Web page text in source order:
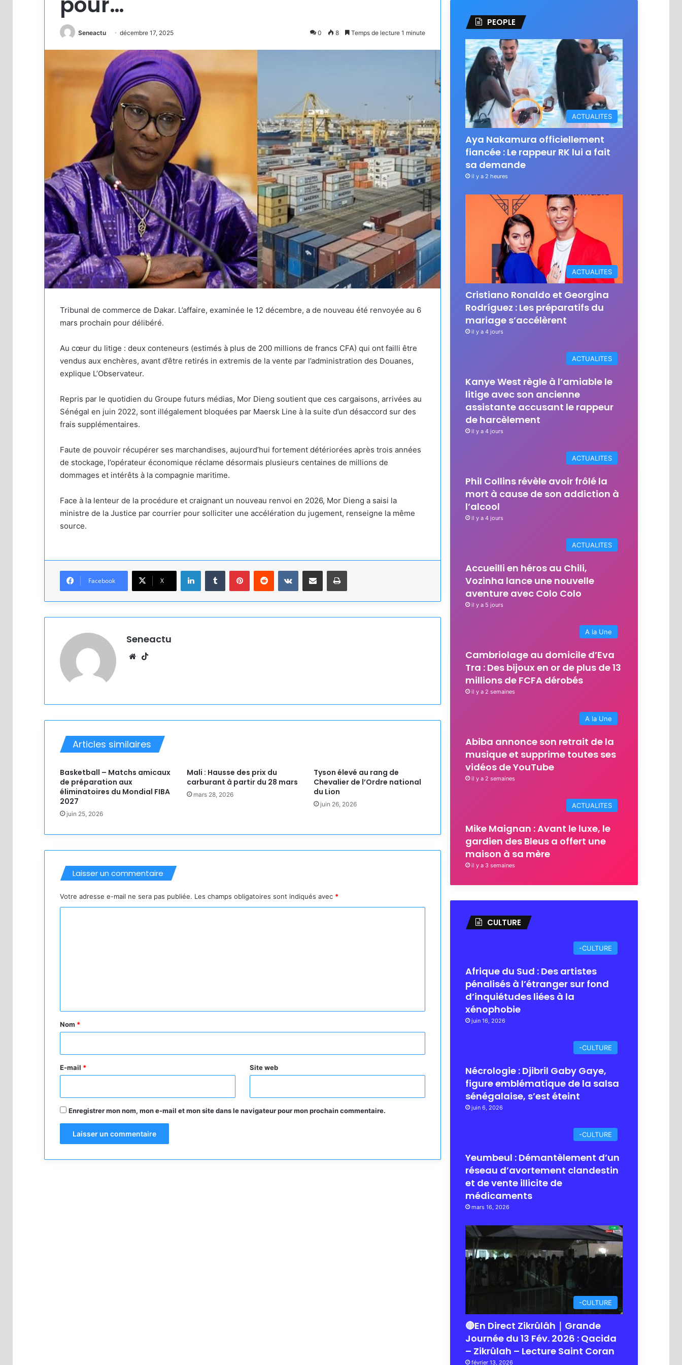
Seneactu décembre 17, 2025 0 8 Temps de lecture 1 minute
Tribunal de commerce de Dakar. L’affaire, examinée le 12 décembre, a de nouveau été renvoyée au 6
mars prochain pour délibéré.
Au cœur du litige : deux conteneurs (estimés à plus de 200 millions de francs CFA) qui ont failli être
vendus aux enchères, avant d’être retirés in extremis de la vente par l’administration des Douanes,
explique L’Observateur.
Repris par le quotidien du Groupe futurs médias, Mor Dieng soutient que ces cargaisons, arrivées au
Sénégal en juin 2022, sont illégalement bloquées par Maersk Line à la suite d’un désaccord sur des
frais supplémentaires.
Faute de pouvoir récupérer ses marchandises, aujourd’hui fortement détériorées après trois années
de stockage, l’opérateur économique réclame désormais plusieurs centaines de millions de
dommages et intérêts à la compagnie maritime.
Face à la lenteur de la procédure et craignant un nouveau renvoi en 2026, Mor Dieng a saisi la
ministre de la Justice par courrier pour solliciter une accélération du jugement, renseigne la même
source.
Facebook X
LinkedinTumblr PinterestReddit VKontaktePartager par email Imprimer
Seneactu
Website
Articles similaires
Basketball – Matchs amicaux
de préparation aux
éliminatoires du Mondial FIBA
2027
juin 25, 2026
Mali : Hausse des prix du
carburant à partir du 28 mars
mars 28, 2026
Tyson élevé au rang de
Chevalier de l’Ordre national
du Lion
juin 26, 2026
Laisser un commentaire
Votre adresse e-mail ne sera pas publiée. Les champs obligatoires sont indiqués avec *
a
r
e
Nom *
E-mail * Site web
Enregistrer mon nom, mon e-mail et mon site dans le navigateur pour mon prochain commentaire.
PEOPLE
ACTUALITES
Aya Nakamura officiellement
fiancée : Le rappeur RK lui a fait
sa demande
il y a 2 heures
ACTUALITES
Cristiano Ronaldo et Georgina
Rodríguez : Les préparatifs du
mariage s’accélèrent
il y a 4 jours
ACTUALITES
Kanye West règle à l’amiable le
litige avec son ancienne
assistante accusant le rappeur
de harcèlement
il y a 4 jours
ACTUALITES
Phil Collins révèle avoir frôlé la
mort à cause de son addiction à
l’alcool
il y a 4 jours
ACTUALITES
Accueilli en héros au Chili,
Vozinha lance une nouvelle
aventure avec Colo Colo
il y a 5 jours
A la Une
Cambriolage au domicile d’Eva
Tra : Des bijoux en or de plus de 13
millions de FCFA dérobés
il y a 2 semaines
A la Une
Abiba annonce son retrait de la
musique et supprime toutes ses
vidéos de YouTube
il y a 2 semaines
ACTUALITES
Mike Maignan : Avant le luxe, le
gardien des Bleus a offert une
maison à sa mère
il y a 3 semaines
CULTURE
-CULTURE
Afrique du Sud : Des artistes
pénalisés à l’étranger sur fond
d’inquiétudes liées à la
xénophobie
juin 16, 2026
-CULTURE
Nécrologie : Djibril Gaby Gaye,
figure emblématique de la salsa
sénégalaise, s’est éteint
juin 6, 2026
-CULTURE
Yeumbeul : Démantèlement d’un
réseau d’avortement clandestin
et de vente illicite de
médicaments
mars 16, 2026
-CULTURE
🔴En Direct Zikrûlâh｜Grande
Journée du 13 Fév. 2026 : Qacida
– Zikrûlah – Lecture Saint Coran
février 13, 2026